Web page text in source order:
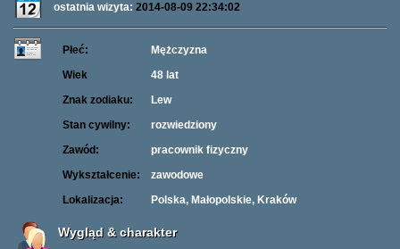
ostatnia wizyta: 2014-08-09 22:34:02
Płeć:
Mężczyzna
Wiek
48 lat
Znak zodiaku:
Lew
Stan cywilny:
rozwiedziony
Zawód:
pracownik fizyczny
Wykształcenie:
zawodowe
Lokalizacja:
Polska, Małopolskie, Kraków
Wygląd & charakter